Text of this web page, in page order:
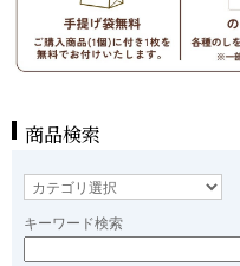
商品検索
キーワード検索